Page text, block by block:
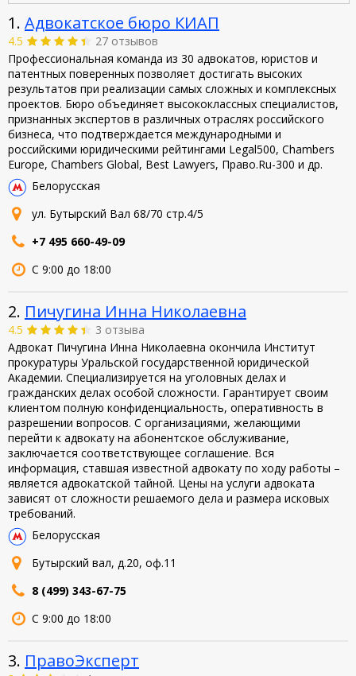
1. Адвокатское бюро КИАП
4.5
27 отзывов
Профессиональная команда из 30 адвокатов, юристов и
патентных поверенных позволяет достигать высоких
результатов при реализации самых сложных и комплексных
проектов. Бюро объединяет высококлассных специалистов,
признанных экспертов в различных отраслях российского
бизнеса, что подтверждается международными и
российскими юридическими рейтингами Legal500, Chambers
Europe, Chambers Global, Best Lawyers, Право.Ru-300 и др.
Белорусская
ул. Бутырский Вал 68/70 стр.4/5
+7 495 660-49-09
С 9:00 до 18:00
2. Пичугина Инна Николаевна
4.5
3 отзыва
Адвокат Пичугина Инна Николаевна окончила Институт
прокуратуры Уральской государственной юридической
Академии. Специализируется на уголовных делах и
гражданских делах особой сложности. Гарантирует своим
клиентом полную конфиденциальность, оперативность в
разрешении вопросов. С организациями, желающими
перейти к адвокату на абонентское обслуживание,
заключается соответствующее соглашение. Вся
информация, ставшая известной адвокату по ходу работы –
является адвокатской тайной. Цены на услуги адвоката
зависят от сложности решаемого дела и размера исковых
требований.
Белорусская
Бутырский вал, д.20, оф.11
8 (499) 343-67-75
С 9:00 до 18:00
3. ПравоЭксперт